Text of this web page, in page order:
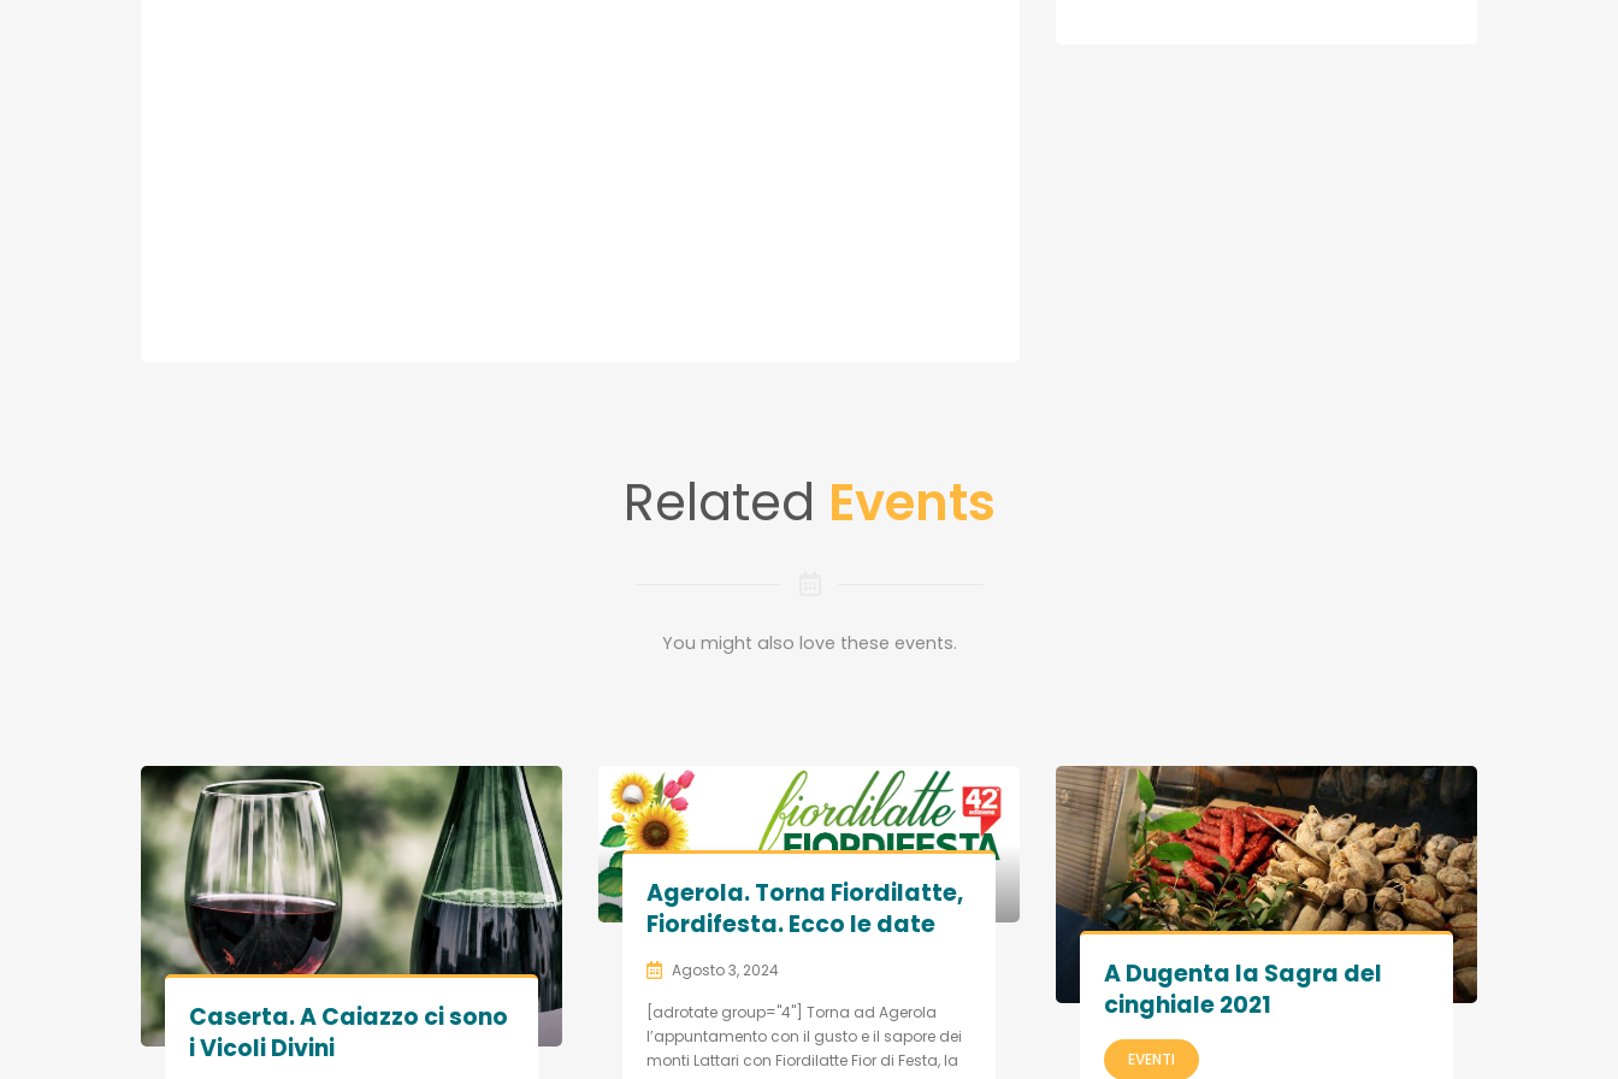
Related Events
You might also love these events.
Caserta. A Caiazzo ci sono
i Vicoli Divini
Agerola. Torna Fiordilatte,
Fiordifesta. Ecco le date
Agosto 3, 2024
[adrotate group="4"] Torna ad Agerola
l’appuntamento con il gusto e il sapore dei
monti Lattari con Fiordilatte Fior di Festa, la
A Dugenta la Sagra del
cinghiale 2021
EVENTI